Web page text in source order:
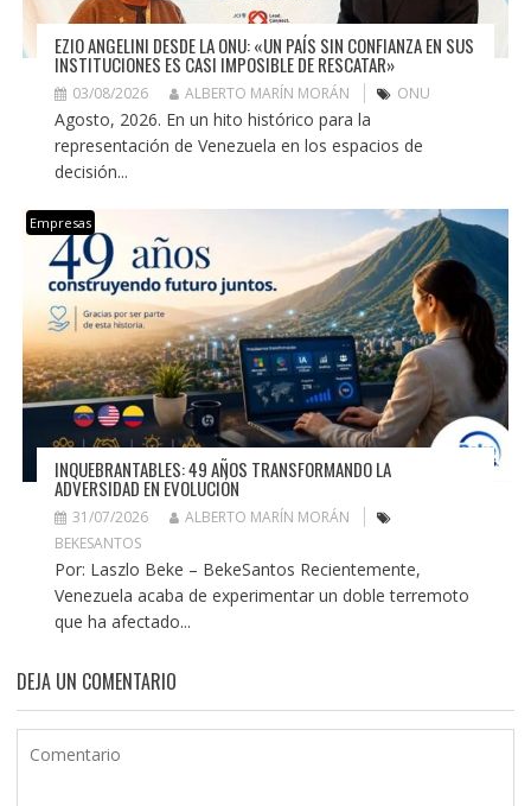
EZIO ANGELINI DESDE LA ONU: «UN PAÍS SIN CONFIANZA EN SUS
INSTITUCIONES ES CASI IMPOSIBLE DE RESCATAR»
03/08/2026 ALBERTO MARÍN MORÁN ONU
Agosto, 2026. En un hito histórico para la
representación de Venezuela en los espacios de
decisión...
Empresas
INQUEBRANTABLES: 49 AÑOS TRANSFORMANDO LA
ADVERSIDAD EN EVOLUCIÓN
31/07/2026
ALBERTO MARÍN MORÁN
BEKESANTOS
Por: Laszlo Beke – BekeSantos Recientemente,
Venezuela acaba de experimentar un doble terremoto
que ha afectado...
DEJA UN COMENTARIO